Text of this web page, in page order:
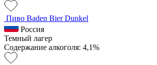
Пиво Baden Bier Dunkel
Россия
Темный лагер
Содержание алкоголя: 4,1%